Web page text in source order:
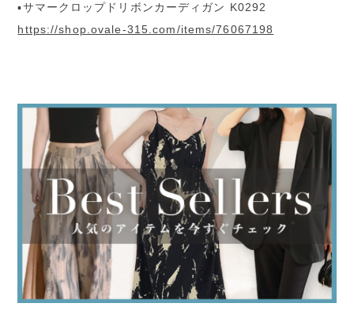
▪︎サマークロップドリボンカーディガン K0292
https://shop.ovale-315.com/items/76067198